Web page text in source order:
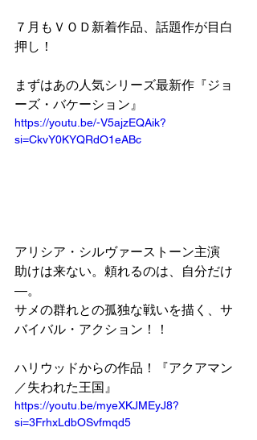
７ 月もＶＯＤ新着作品、話題作が目白
押し！
まずはあの人気シリーズ最新作『ジョ
ーズ・バケーション』
https://youtu.be/-V5ajzEQAik?
si=CkvY0KYQRdO1eABc
アリシア・シルヴァーストーン主演
助けは来ない。頼れるのは、自分だけ
―。
サメの群れとの孤独な戦いを描く、サ
バイバル・アクション！！
ハリウッドからの作品！『アクアマン
／失われた王国』
https://youtu.be/myeXKJMEyJ8?
si=3FrhxLdbOSvfmqd5